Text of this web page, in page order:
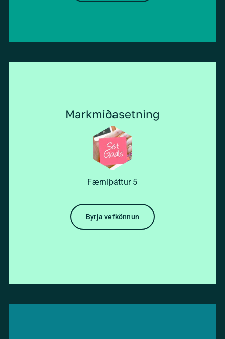
Markmiðasetning
Færniþáttur5
Byrja vefkönnun